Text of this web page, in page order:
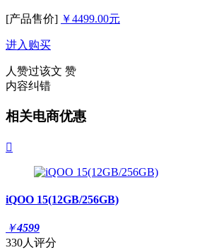
[产品售价] ￥4499.00元
进入购买
人赞过该文 赞
内容纠错
相关电商优惠

iQOO 15(12GB/256GB)
￥4599
330人评分